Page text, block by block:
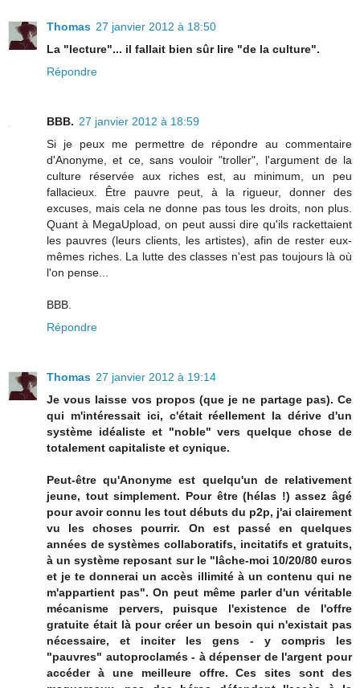
Thomas 27 janvier 2012 à 18:50
La "lecture"... il fallait bien sûr lire "de la culture".
Répondre
BBB. 27 janvier 2012 à 18:59
Si je peux me permettre de répondre au commentaire
d'Anonyme, et ce, sans vouloir "troller", l'argument de la
culture réservée aux riches est, au minimum, un peu
fallacieux. Être pauvre peut, à la rigueur, donner des
excuses, mais cela ne donne pas tous les droits, non plus.
Quant à MegaUpload, on peut aussi dire qu'ils rackettaient
les pauvres (leurs clients, les artistes), afin de rester eux-
mêmes riches. La lutte des classes n'est pas toujours là où
l'on pense...
BBB.
Répondre
Thomas 27 janvier 2012 à 19:14
Je vous laisse vos propos (que je ne partage pas). Ce
qui m'intéressait ici, c'était réellement la dérive d'un
système idéaliste et "noble" vers quelque chose de
totalement capitaliste et cynique.
Peut-être qu'Anonyme est quelqu'un de relativement
jeune, tout simplement. Pour être (hélas !) assez âgé
pour avoir connu les tout débuts du p2p, j'ai clairement
vu les choses pourrir. On est passé en quelques
années de systèmes collaboratifs, incitatifs et gratuits,
à un système reposant sur le "lâche-moi 10/20/80 euros
et je te donnerai un accès illimité à un contenu qui ne
m'appartient pas". On peut même parler d'un véritable
mécanisme pervers, puisque l'existence de l'offre
gratuite était là pour créer un besoin qui n'existait pas
nécessaire, et inciter les gens - y compris les
"pauvres" autoproclamés - à dépenser de l'argent pour
accéder à une meilleure offre. Ces sites sont des